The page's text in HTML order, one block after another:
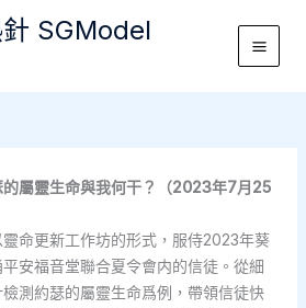
SGModel
Main
的屬靈生命與我何干？（2023年7月25
命更新工作坊的形式，服侍2023年葵
安福音堂聯合夏令會内的信徒。從細
測約瑟的屬靈生命爲例，帶領信徒快